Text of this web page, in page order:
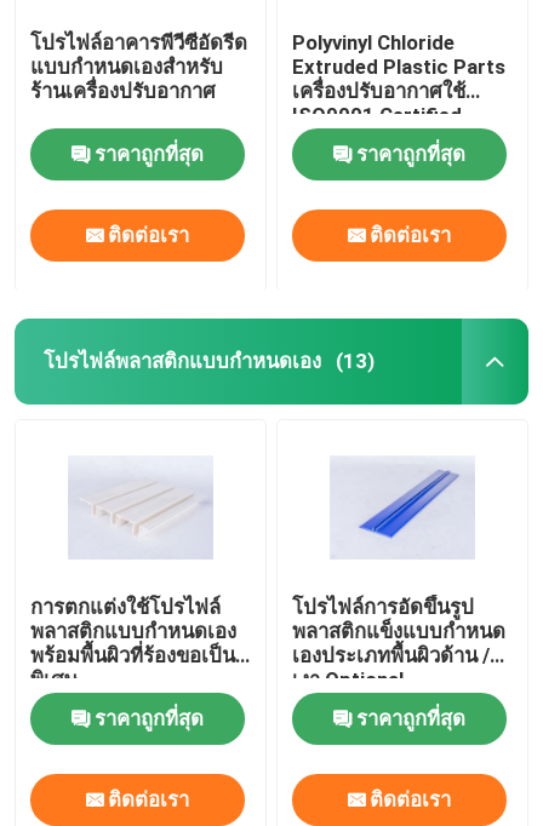
โปรไฟล์อาคารพีวีซีอัดรีด
แบบกำหนดเองสำหรับ
ร้านเครื่องปรับอากาศ
ราคาถูกที่สุด
ติดต่อเรา
Polyvinyl Chloride
Extruded Plastic Parts
เครื่องปรับอากาศใช้
ISO9001 Certified
ราคาถูกที่สุด
ติดต่อเรา
โปรไฟล์พลาสติกแบบกำหนดเอง (13)
การตกแต่งใช้โปรไฟล์
พลาสติกแบบกำหนดเอง
พร้อมพื้นผิวที่ร้องขอเป็น
พิเศษ
ราคาถูกที่สุด
ติดต่อเรา
โปรไฟล์การอัดขึ้นรูป
พลาสติกแข็งแบบกำหนด
เองประเภทพื้นผิวด้าน /
เงา Optional
ราคาถูกที่สุด
ติดต่อเรา